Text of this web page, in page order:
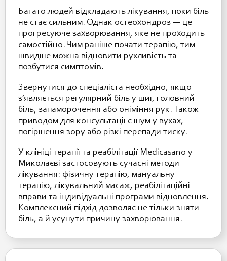
Багато людей відкладають лікування, поки біль
не стає сильним. Однак остеохондроз — це
прогресуюче захворювання, яке не проходить
самостійно. Чим раніше почати терапію, тим
швидше можна відновити рухливість та
позбутися симптомів.
Звернутися до спеціаліста необхідно, якщо
з’являється регулярний біль у шиї, головний
біль, запаморочення або оніміння рук. Також
приводом для консультації є шум у вухах,
погіршення зору або різкі перепади тиску.
У клініці терапії та реабілітації Medicasano у
Миколаєві застосовують сучасні методи
лікування: фізичну терапію, мануальну
терапію, лікувальний масаж, реабілітаційні
вправи та індивідуальні програми відновлення.
Комплексний підхід дозволяє не тільки зняти
біль, а й усунути причину захворювання.